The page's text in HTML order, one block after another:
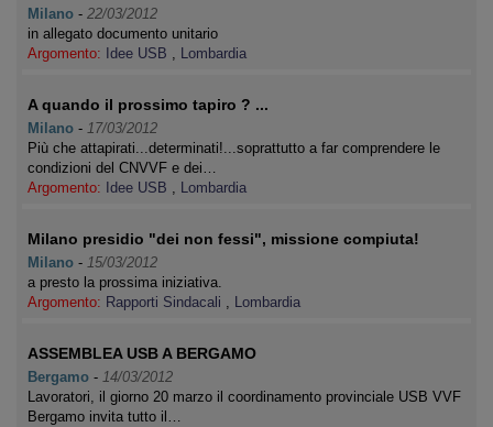
Milano - 22/03/2012
in allegato documento unitario
Argomento: Idee USB , Lombardia
A quando il prossimo tapiro ? ...
Milano - 17/03/2012
Più che attapirati...determinati!...soprattutto a far comprendere le
condizioni del CNVVF e dei…
Argomento: Idee USB , Lombardia
Milano presidio "dei non fessi", missione compiuta!
Milano - 15/03/2012
a presto la prossima iniziativa.
Argomento: Rapporti Sindacali , Lombardia
ASSEMBLEA USB A BERGAMO
Bergamo - 14/03/2012
Lavoratori, il giorno 20 marzo il coordinamento provinciale USB VVF
Bergamo invita tutto il…